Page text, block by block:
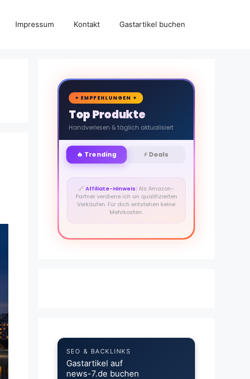
Impressum Kontakt Gastartikel buchen
🛒
✦ EMPFEHLUNGEN ✦
Top Produkte
Handverlesen & täglich aktualisiert
🔥 Trending ⚡ Deals
🔗Affiliate-Hinweis:Als Amazon-
Partner verdiene ich an qualifizierten
Verkäufen. Für dich entstehen keine
Mehrkosten.
SEO & BACKLINKS
Gastartikel auf
news-7.de buchen